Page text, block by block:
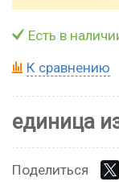
Есть в
К сравнению
единица
Поделиться